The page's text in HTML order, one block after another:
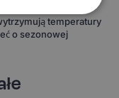
suszenia, bez
temperatury
o sezonowej